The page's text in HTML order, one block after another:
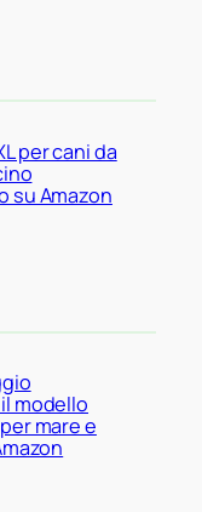
per cani da
su Amazon
modello
mare e